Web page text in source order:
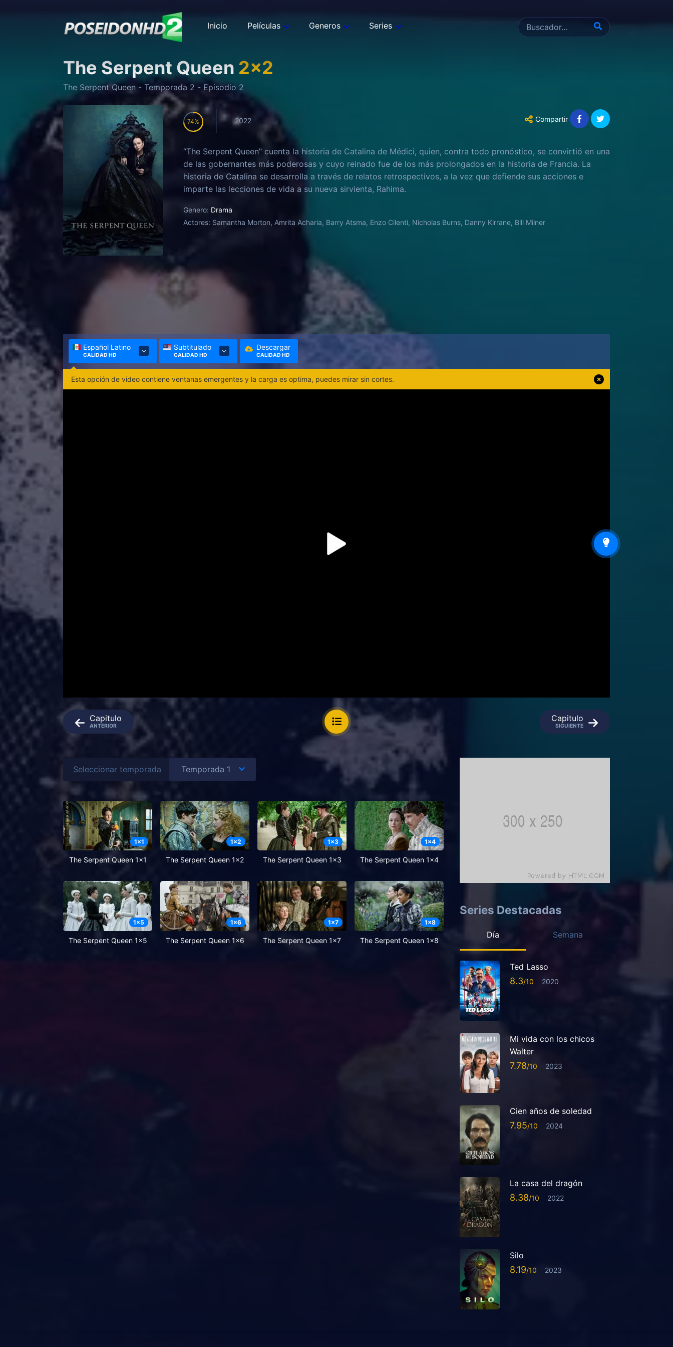
Inicio Películas Generos Series
The Serpent Queen 2x2
The Serpent Queen - Temporada 2 - Episodio 2
74 2022 Compartir
“The Serpent Queen” cuenta la historia de Catalina de Médici, quien, contra todo pronóstico, se convirtió en una
de las gobernantes más poderosas y cuyo reinado fue de los más prolongados en la historia de Francia. La
historia de Catalina se desarrolla a través de relatos retrospectivos, a la vez que defiende sus acciones e
imparte las lecciones de vida a su nueva sirvienta, Rahima.
Genero: Drama
Actores: Samantha Morton, Amrita Acharia, Barry Atsma, Enzo Cilenti, Nicholas Burns, Danny Kirrane, Bill Milner
Español Latino
CALIDAD HD
Subtitulado
CALIDAD HD
Descargar
CALIDAD HD
Esta opción de video contiene ventanas emergentes y la carga es optima, puedes mirar sin cortes.
Capitulo
ANTERIOR
Capitulo
SIGUIENTE
Seleccionar temporada
1x1
The Serpent Queen 1x1
1x2
The Serpent Queen 1x2
1x3
The Serpent Queen 1x3
1x4
The Serpent Queen 1x4
1x5
The Serpent Queen 1x5
1x6
The Serpent Queen 1x6
1x7
The Serpent Queen 1x7
1x8
The Serpent Queen 1x8
Series Destacadas
Día Semana
Ted Lasso
8.3 2020
Mi vida con los chicos
Walter
7.78 2023
Cien años de soledad
7.95 2024
La casa del dragón
8.38 2022
Silo
8.19 2023